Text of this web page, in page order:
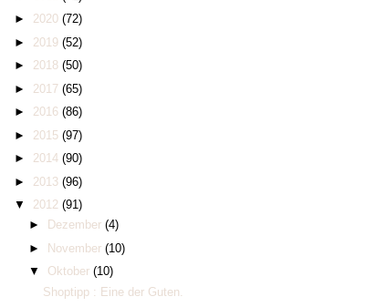
► 2020 (72)
► 2019 (52)
► 2018 (50)
► 2017 (65)
► 2016 (86)
► 2015 (97)
► 2014 (90)
► 2013 (96)
▼ 2012 (91)
►
Dezember (4)
►
November (10)
▼ Oktober (10)
Shoptipp : Eine der Guten.